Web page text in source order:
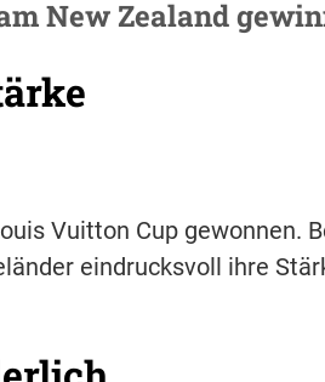
New Zealand
Vuitton Cup gewonnen.
eindrucksvoll ihre